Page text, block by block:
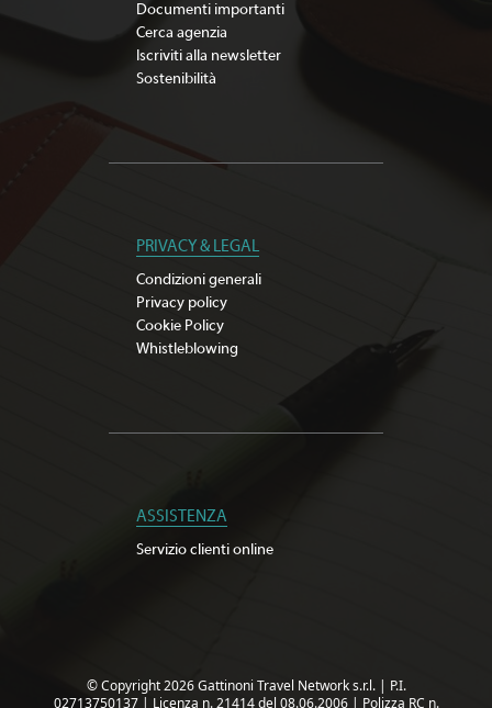
Documenti importanti
Cerca agenzia
Iscriviti alla newsletter
Sostenibilità
PRIVACY & LEGAL
Condizioni generali
Privacy policy
Cookie Policy
Whistleblowing
ASSISTENZA
Servizio clienti online
© Copyright 2026 Gattinoni Travel Network s.r.l. | P.I.
02713750137 | Licenza n. 21414 del 08.06.2006 | Polizza RC n.